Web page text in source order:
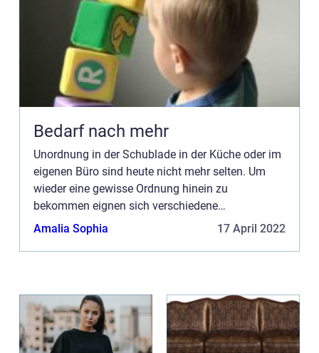
Bedarf nach mehr
Unordnung in der Schublade in der Küche oder im
eigenen Büro sind heute nicht mehr selten. Um
wieder eine gewisse Ordnung hinein zu
bekommen eignen sich verschiedene
Ordnungssysteme, die man mittlerweile schon frei
Amalia Sophia 17 April 2022